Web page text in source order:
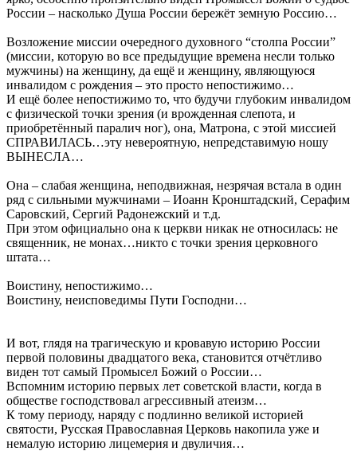
России – насколько Душа России бережёт земную Россию…
Возложение миссии очередного духовного “столпа России”
(миссии, которую во все предыдущие времена несли только
мужчины) на женщину, да ещё и женщину, являющуюся
инвалидом с рождения – это просто непостижимо…
И ещё более непостижимо то, что будучи глубоким инвалидом
с физической точки зрения (и врожденная слепота, и
приобретённый паралич ног), она, Матрона, с этой миссией
СПРАВИЛАСЬ…эту невероятную, непредставимую ношу
ВЫНЕСЛА…
Она – слабая женщина, неподвижная, незрячая встала в один
ряд с сильными мужчинами – Иоанн Кронштадский, Серафим
Саровский, Сергий Радонежский и т.д.
При этом официально она к церкви никак не относилась: не
священник, не монах…никто с точки зрения церковного
штата…
Воистину, непостижимо…
Воистину, неисповедимы Пути Господни…
И вот, глядя на трагическую и кровавую историю России
первой половины двадцатого века, становится отчётливо
виден тот самый Промысел Божий о России…
Вспомним историю первых лет советской власти, когда в
обществе господствовал агрессивный атеизм…
К тому периоду, наряду с подлинно великой историей
святости, Русская Православная Церковь накопила уже и
немалую историю лицемерия и двуличия…